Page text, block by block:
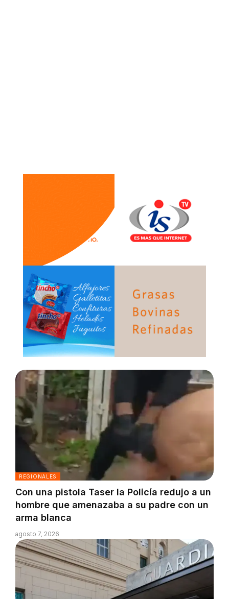
REGIONALES
Con una pistola Taser la Policía redujo a un
hombre que amenazaba a su padre con un
arma blanca
agosto 7, 2026